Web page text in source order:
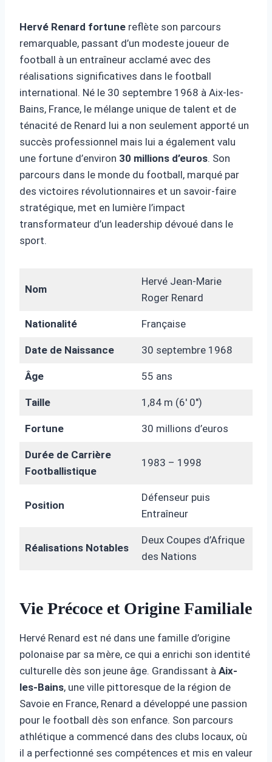
Hervé Renard fortune reflète son parcours
remarquable, passant d’un modeste joueur de
football à un entraîneur acclamé avec des
réalisations significatives dans le football
international. Né le 30 septembre 1968 à Aix-les-
Bains, France, le mélange unique de talent et de
ténacité de Renard lui a non seulement apporté un
succès professionnel mais lui a également valu
une fortune d’environ 30 millions d’euros. Son
parcours dans le monde du football, marqué par
des victoires révolutionnaires et un savoir-faire
stratégique, met en lumière l’impact
transformateur d’un leadership dévoué dans le
sport.
Nom
Hervé Jean-Marie
Roger Renard
Nationalité Française
Date de Naissance 30 septembre 1968
Âge 55 ans
Taille 1,84 m (6′ 0″)
Fortune 30 millions d’euros
Durée de Carrière
Footballistique
1983 – 1998
Position
Défenseur puis
Entraîneur
Réalisations Notables
Deux Coupes d’Afrique
des Nations
Vie Précoce et Origine Familiale
Hervé Renard est né dans une famille d’origine
polonaise par sa mère, ce qui a enrichi son identité
culturelle dès son jeune âge. Grandissant à Aix-
les-Bains, une ville pittoresque de la région de
Savoie en France, Renard a développé une passion
pour le football dès son enfance. Son parcours
athlétique a commencé dans des clubs locaux, où
il a perfectionné ses compétences et mis en valeur